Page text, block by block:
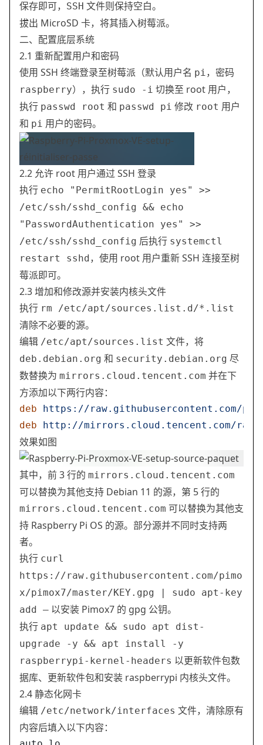
保存即可， SSH 文件则保持空白。
拔出 MicroSD 卡，将其插入树莓派。
二、配置底层系统
2.1 重新配置用户和密码
使用 SSH 终端登录至树莓派（默认用户名 pi，密码
raspberry），执行 sudo -i 切换至 root 用户，
执行 passwd root 和 passwd pi 修改 root 用户
和 pi 用户的密码。
2.2 允许 root 用户通过 SSH 登录
执行 echo "PermitRootLogin yes" >>
/etc/ssh/sshd_config && echo
"PasswordAuthentication yes" >>
/etc/ssh/sshd_config 后执行 systemctl
restart sshd，使用 root 用户重新 SSH 连接至树
莓派即可。
2.3 增加和修改源并安装内核头文件
执行 rm /etc/apt/sources.list.d/*.list
清除不必要的源。
编辑 /etc/apt/sources.list 文件，将
deb.debian.org 和 security.debian.org 尽
数替换为 mirrors.cloud.tencent.com 并在下
方添加以下两行内容：
deb https://raw.githubusercontent.com/
deb http://mirrors.cloud.tencent.com/
效果如图
其中，前 3 行的 mirrors.cloud.tencent.com
可以替换为其他支持 Debian 11 的源，第 5 行的
mirrors.cloud.tencent.com 可以替换为其他支
持 Raspberry Pi OS 的源。部分源并不同时支持两
者。
执行 curl
https://raw.githubusercontent.com/pimo
x/pimox7/master/KEY.gpg | sudo apt-key
add – 以安装 Pimox7 的 gpg 公钥。
执行 apt update && sudo apt dist-
upgrade -y && apt install -y
raspberrypi-kernel-headers 以更新软件包数
据库、更新软件包和安装 raspberrypi 内核头文件。
2.4 静态化网卡
编辑 /etc/network/interfaces 文件，清除原有
内容后填入以下内容：